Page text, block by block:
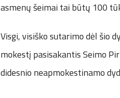
asmenų šeimai tai būtų 100
Visgi, visiško sutarimo dėl šio
mokestį pasisakantis Seimo
didesnio neapmokestinamo